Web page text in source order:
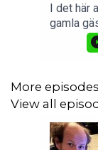
I det här
gamla
gång
av
vi går
att ge sig
spela in
så hittar
Joakim
More episodes
View all